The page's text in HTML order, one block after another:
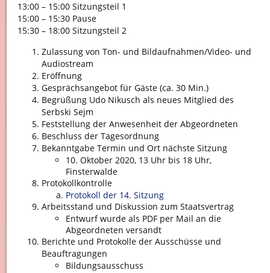
13:00 – 15:00 Sitzungsteil 1
15:00 – 15:30 Pause
15:30 – 18:00 Sitzungsteil 2
Zulassung von Ton- und Bildaufnahmen/Video- und
Audiostream
Eröffnung
Gesprächsangebot für Gäste (ca. 30 Min.)
Begrüßung Udo Nikusch als neues Mitglied des
Serbski Sejm
Feststellung der Anwesenheit der Abgeordneten
Beschluss der Tagesordnung
Bekanntgabe Termin und Ort nächste Sitzung
10. Oktober 2020, 13 Uhr bis 18 Uhr,
Finsterwalde
Protokollkontrolle
Protokoll der 14. Sitzung
Arbeitsstand und Diskussion zum Staatsvertrag
Entwurf wurde als PDF per Mail an die
Abgeordneten versandt
Berichte und Protokolle der Ausschüsse und
Beauftragungen
Bildungsausschuss